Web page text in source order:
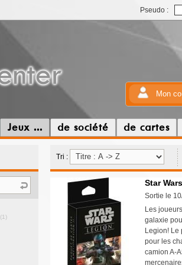
Pseudo :
Mon
Jeux ... de société de cartes
(1)
Tri :
Star
Sortie le
Les
galaxie
Legion! Le
pour les
camion A-